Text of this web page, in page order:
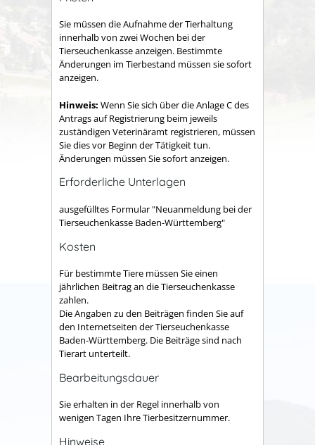
Sie müssen die Aufnahme der Tierhaltung
innerhalb von zwei Wochen bei der
Tierseuchenkasse anzeigen. Bestimmte
Änderungen im Tierbestand müssen sie sofort
anzeigen.
Hinweis: Wenn Sie sich über die Anlage C des
Antrags auf Registrierung beim jeweils
zuständigen Veterinäramt registrieren, müssen
Sie dies vor Beginn der Tätigkeit tun.
Änderungen müssen Sie sofort anzeigen.
Erforderliche Unterlagen
ausgefülltes Formular "Neuanmeldung bei der
Tierseuchenkasse Baden-Württemberg"
Kosten
Für bestimmte Tiere müssen Sie einen
jährlichen Beitrag an die Tierseuchenkasse
zahlen.
Die Angaben zu den Beiträgen finden Sie auf
den Internetseiten der Tierseuchenkasse
Baden-Württemberg. Die Beiträge sind nach
Tierart unterteilt.
Bearbeitungsdauer
Sie erhalten in der Regel innerhalb von
wenigen Tagen Ihre Tierbesitzernummer.
Hinweise